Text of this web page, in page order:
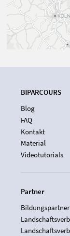
BIPARCOURS
Blog
FAQ
Kontakt
Material
Videotutorials
Partner
Bildungspartner